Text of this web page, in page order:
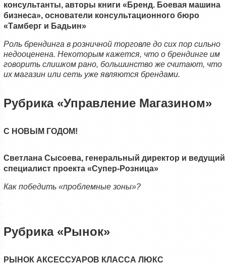
консультанты, авторы книги «Бренд. Боевая машина
бизнеса», основатели консультационного бюро
«Тамберг и Бадьин»
Роль брендинга в розничной торговле до сих пор сильно
недооценена. Некоторым кажется, что о брендинге им
говорить слишком рано, большинство же считают, что
их магазин или сеть уже являются брендами.
Рубрика «Управление Магазином»
С НОВЫМ ГОДОМ!
Светлана Сысоева, генеральный директор и ведущий
специалист проекта «Супер-Розница»
Как победить «проблемные зоны»?
Рубрика «Рынок»
РЫНОК АКСЕССУАРОВ КЛАССА ЛЮКС